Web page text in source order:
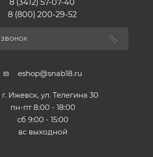
8 (3412) 57-07-40
8 (800) 200-29-52
ЗВОНОК
eshop@snab18.ru
г. Ижевск, ул. Телегина 30
пн-пт 8:00 - 18:00
сб 9:00 - 15:00
вс выходной